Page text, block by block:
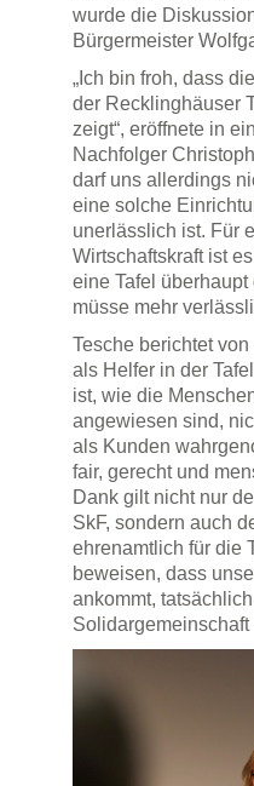
wurde die
Bürgermeister
„Ich bin froh, dass
der Recklinghäuser
zeigt“, eröffnete in
Nachfolger
darf uns allerdings
eine solche
unerlässlich ist. Für
Wirtschaftskraft ist
eine Tafel überhaupt
müsse mehr
Tesche berichtet
als Helfer in der
ist, wie die
angewiesen sind,
als Kunden
fair, gerecht und
Dank gilt nicht nur
SkF, sondern auch
ehrenamtlich für die
beweisen, dass
ankommt,
Solidargemeinschaft